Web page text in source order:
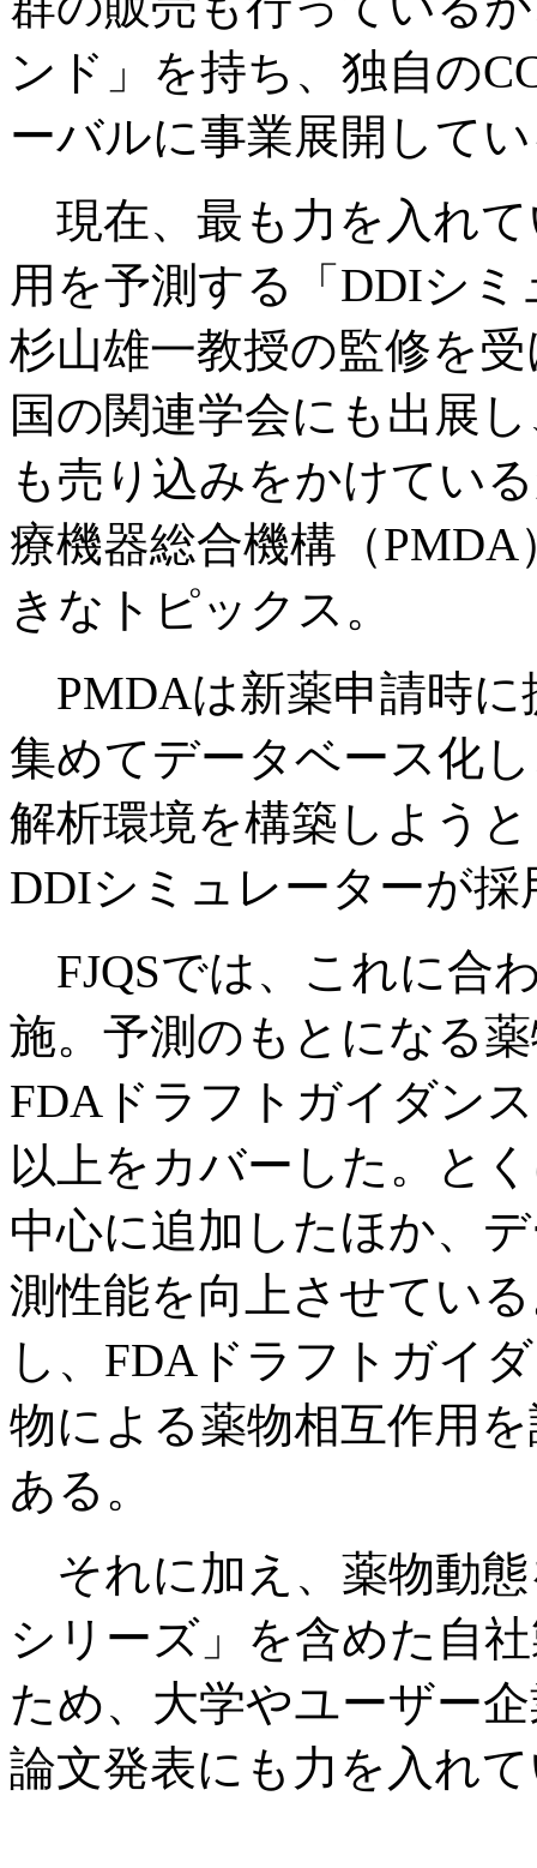
ンド」を持ち、独自の
ーバルに事業展開して
現在、最も力を入れ
用を予測する「DDIシ
杉山雄一教授の監修を
国の関連学会にも出展
も売り込みをかけてい
療機器総合機構（
きなトピックス。
PMDAは新薬申請時に
集めてデータベース化
解析環境を構築しよう
DDIシミュレーターが採
FJQSでは、これに合
施。予測のもとになる
FDAドラフトガイダン
以上をカバーした。と
中心に追加したほか、
測性能を向上させてい
し、FDAドラフトガイ
物による薬物相互作用
ある。
それに加え、薬物動態
シリーズ」を含めた自
ため、大学やユーザー
論文発表にも力を入れ